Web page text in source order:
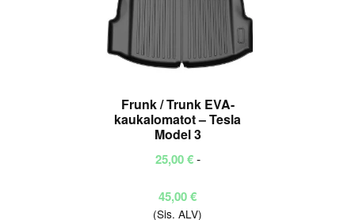
Frunk / Trunk EVA-
kaukalomatot – Tesla
Model 3
25,00€ -
45,00€Hintaluokka:
25,00 €
(Sis. ALV)